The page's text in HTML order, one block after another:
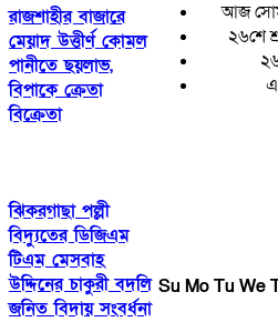
রাজশাহীর বাজারে
মেয়াদ উত্তীর্ণ কোমল
পানীতে ছয়লাভ,
বিপাকে ক্রেতা
বিক্রেতা
ঝিকরগাছা পল্লী
বিদ্যুতের ডিজিএম
টিএম মেসবাহ
উদ্দিনের চাকুরী বদলি
জনিত বিদায় সংবর্ধনা
আজ
২৬শে
Su MoTu We